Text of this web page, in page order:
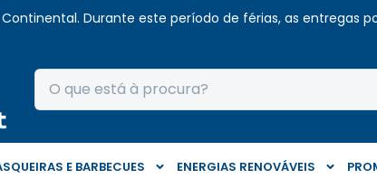
Durante este período de férias, as entregas
E BARBECUES ENERGIAS RENOVÁVEIS